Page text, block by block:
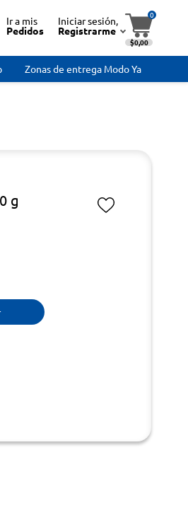
Ir a mis
Pedidos
Iniciar sesión,
Registrarme
0
$0,00
Zonas de entrega Modo Ya
g